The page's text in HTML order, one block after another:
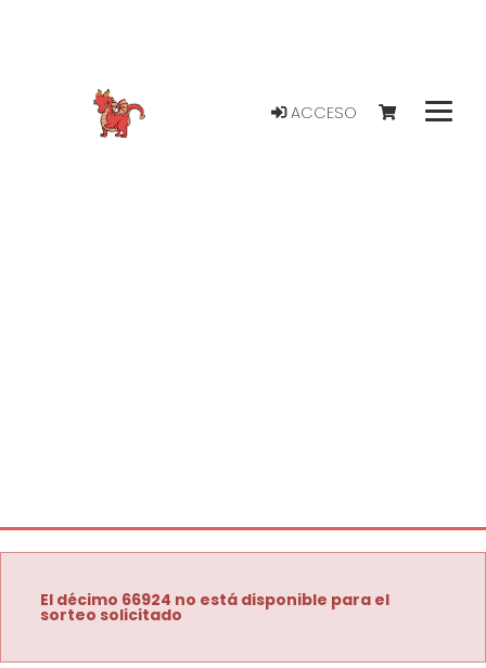
ACCESO
El décimo 66924 no está disponible para el
sorteo solicitado